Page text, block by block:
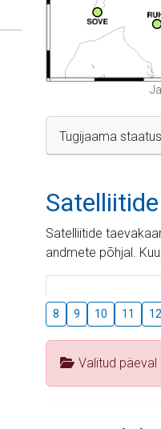
Tugijaama
Satelliitide
andmete põhjal.
8 9 10 11 12
Valitud päeval